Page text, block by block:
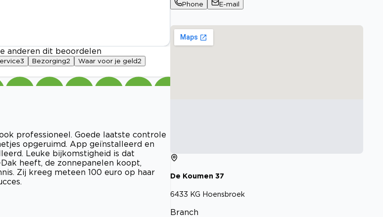
anderen dit beoordelen
3 Bezorging2 Waar voor je geld2
professioneel. Goede laatste controle
opgeruimd. App geïnstalleerd en
Leuke bijkomstigheid is dat
heeft, de zonnepanelen koopt,
Zij kreeg meteen 100 euro op haar
Phone
E-mail
De Koumen 37
6433 KG Hoensbroek
Branch